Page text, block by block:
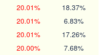
20.01% 18.37%
20.01% 6.83%
20.01% 17.26%
20.00% 7.68%